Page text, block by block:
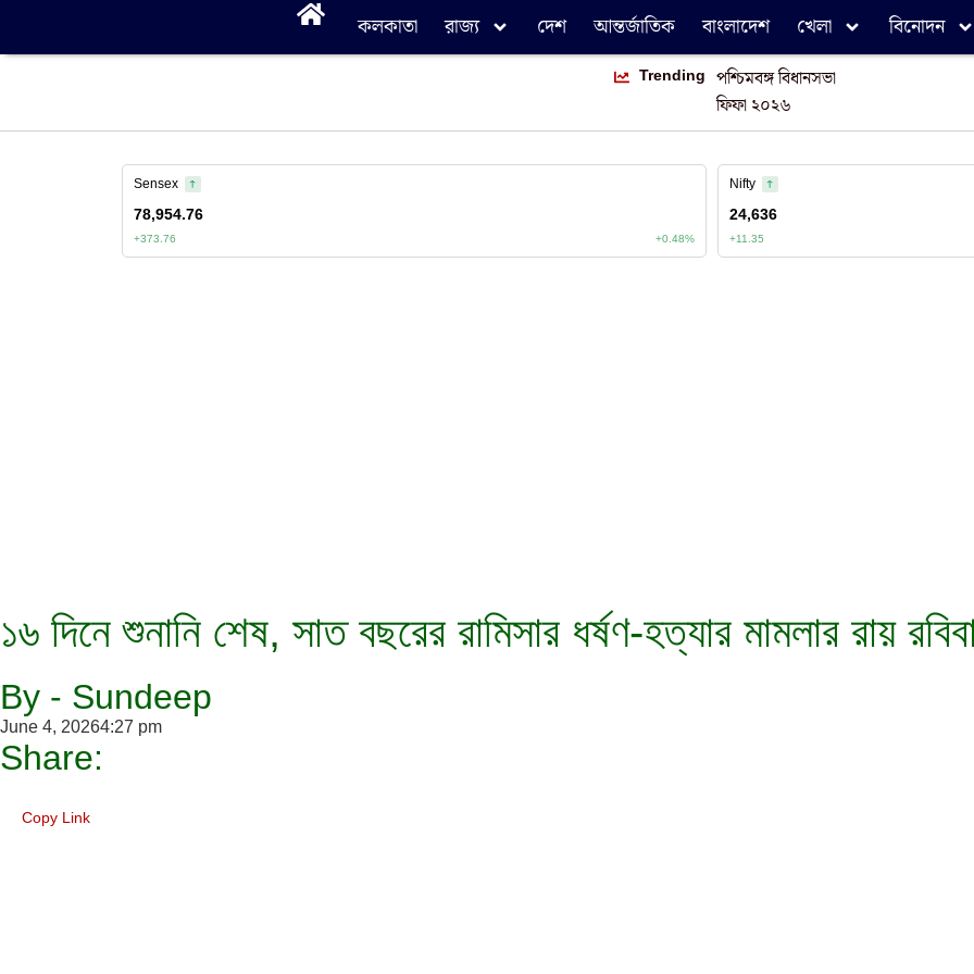
কলকাতা রাজ্য দেশ আন্তর্জাতিক বাংলাদেশ খেলা বিনোদন
Trending পশ্চিমবঙ্গ বিধানসভা
ফিফা ২০২৬
১৬ দিনে শুনানি শেষ, সাত বছরের রামিসার ধর্ষণ-হত্যার মামলার রায়
By - Sundeep
June 4, 20264:27 pm
Share:
Copy Link